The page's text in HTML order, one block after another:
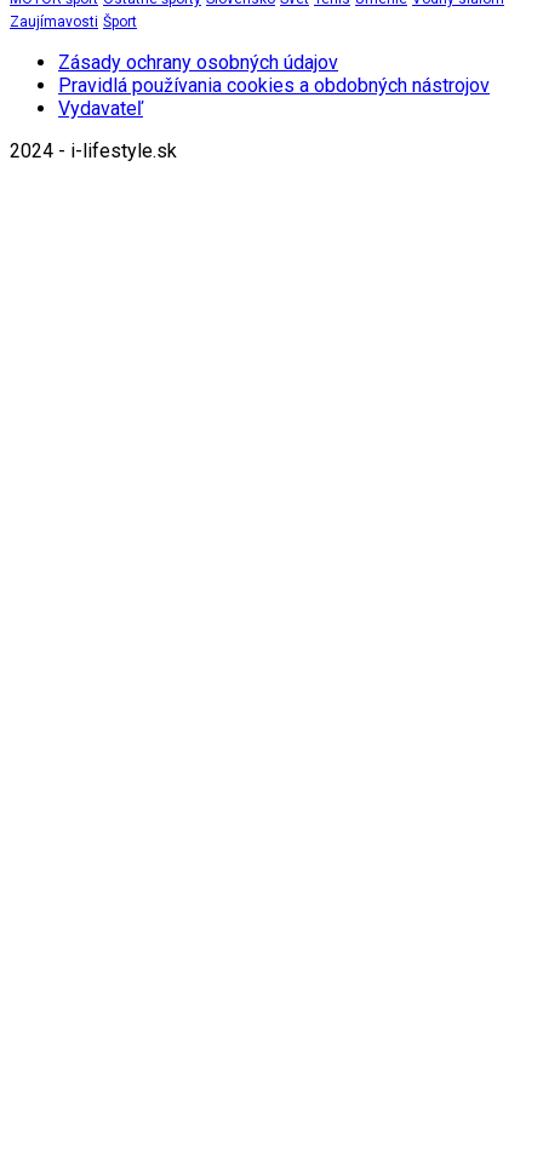
Zaujímavosti Šport
Zásady ochrany osobných údajov
Pravidlá používania cookies a obdobných nástrojov
Vydavateľ
2024 - i-lifestyle.sk